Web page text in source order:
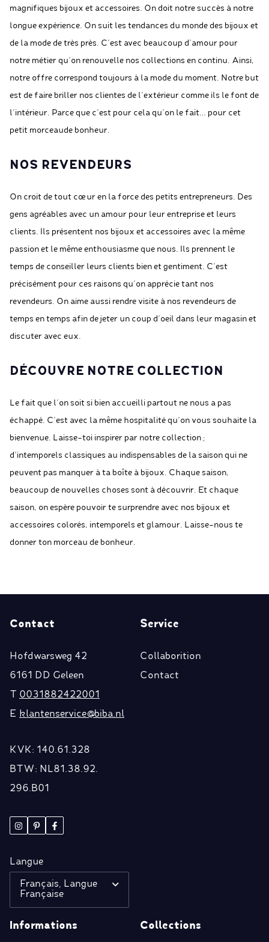
magnifiques bijoux et accessoires. On doit notre succès à notre
longue expérience. On suit les tendances du monde des bijoux et
de la mode de très près. C’est avec beaucoup d’amour pour
notre métier qu’on renouvelle nos collections en continu. Ainsi,
notre offre correspond toujours à la mode du moment. Notre but
est de faire briller nos clientes de l’extérieur comme ils le font de
l’intérieur. Parce que c’est pour cela qu’on le fait… pour cet
petit morceaude bonheur.
NOS REVENDEURS
On croit de tout cœur en la force des petits entrepreneurs. Des
gens agréables avec un amour pour leur entreprise et leurs
clients. Ils présentent nos bijoux et accessoires avec la même
passion et le même enthousiasme que nous. Ils prennent le
temps de conseiller leurs clients bien et gentiment. C’est
précisément pour ces raisons qu’on apprécie tant nos
revendeurs. On aime aussi rendre visite à nos revendeurs de
temps en temps afin de jeter un coup d’oeil dans leur magasin et
discuter avec eux.
DÉCOUVRE NOTRE COLLECTION
Le fait que l’on soit si bien accueilli partout ne nous a pas
échappé. C’est avec la même hospitalité qu’on vous souhaite la
bienvenue. Laisse-toi inspirer par notre collection ;
d’intemporels classiques au indispensables de la saison qui ne
peuvent pas manquer à ta boîte à bijoux. Chaque saison,
beaucoup de nouvelles choses sont à découvrir. Et chaque
saison, on espère pouvoir te surprendre avec nos bijoux et
accessoires colorés, intemporels et glamour. Laisse-nous te
donner ton morceau de bonheur.
Contact
Hofdwarsweg 42
6161 DD Geleen
0031882422001
E klantenservice@biba.nl
KVK: 140.61.328
BTW: NL81.38.92.
296.B01
Langue
Français, Langue
Française
Service
Collaborition
Contact
Informations Collections